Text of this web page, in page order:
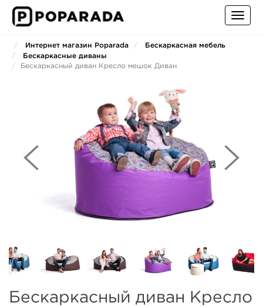
Интернет магазин Poparada
Бескаркасная мебель
Бескаркасные диваны
Бескаркасный диван Кресло мешок Диван
Бескаркасный диван Кресло